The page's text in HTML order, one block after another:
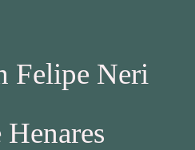
Felipe Neri